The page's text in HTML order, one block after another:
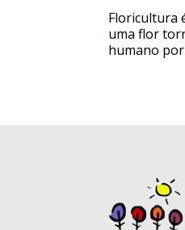
Floricultura
uma flor
humano por